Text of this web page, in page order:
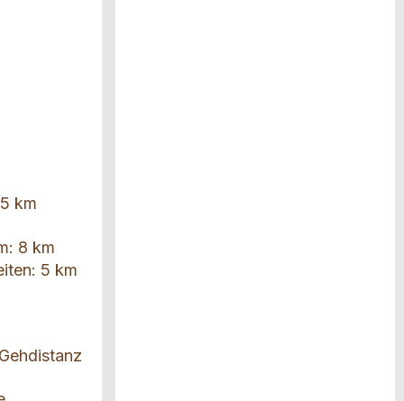
km
8 km
5 km